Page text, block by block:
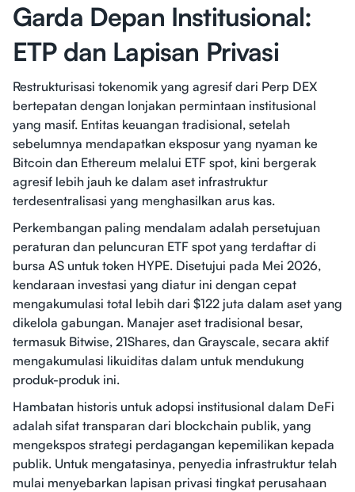
Garda Depan Institusional:
ETP dan Lapisan Privasi
Restrukturisasi tokenomik yang agresif dari Perp DEX
bertepatan dengan lonjakan permintaan institusional
yang masif. Entitas keuangan tradisional, setelah
sebelumnya mendapatkan eksposur yang nyaman ke
Bitcoin dan Ethereum melalui ETF spot, kini bergerak
agresif lebih jauh ke dalam aset infrastruktur
terdesentralisasi yang menghasilkan arus kas.
Perkembangan paling mendalam adalah persetujuan
peraturan dan peluncuran ETF spot yang terdaftar di
bursa AS untuk token HYPE. Disetujui pada Mei 2026,
kendaraan investasi yang diatur ini dengan cepat
mengakumulasi total lebih dari $122 juta dalam aset yang
dikelola gabungan. Manajer aset tradisional besar,
termasuk Bitwise, 21Shares, dan Grayscale, secara aktif
mengakumulasi likuiditas dalam untuk mendukung
produk-produk ini.
Hambatan historis untuk adopsi institusional dalam DeFi
adalah sifat transparan dari blockchain publik, yang
mengekspos strategi perdagangan kepemilikan kepada
publik. Untuk mengatasinya, penyedia infrastruktur telah
mulai menyebarkan lapisan privasi tingkat perusahaan